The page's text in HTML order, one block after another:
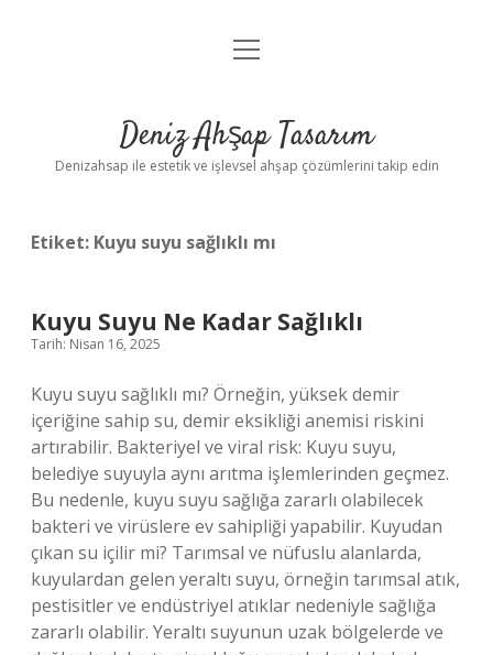
Anasayfa
Yasal Uyarı
menüyü
Deniz Ahşap Tasarım
Denizahsap ile estetik ve işlevsel ahşap çözümlerini takip edin
Etiket: Kuyu suyu sağlıklı mı
Kuyu Suyu Ne Kadar Sağlıklı
Tarih: Nisan 16, 2025
Kuyu suyu sağlıklı mı? Örneğin, yüksek demir
içeriğine sahip su, demir eksikliği anemisi riskini
artırabilir. Bakteriyel ve viral risk: Kuyu suyu,
belediye suyuyla aynı arıtma işlemlerinden geçmez.
Bu nedenle, kuyu suyu sağlığa zararlı olabilecek
bakteri ve virüslere ev sahipliği yapabilir. Kuyudan
çıkan su içilir mi? Tarımsal ve nüfuslu alanlarda,
kuyulardan gelen yeraltı suyu, örneğin tarımsal atık,
pestisitler ve endüstriyel atıklar nedeniyle sağlığa
zararlı olabilir. Yeraltı suyunun uzak bölgelerde ve